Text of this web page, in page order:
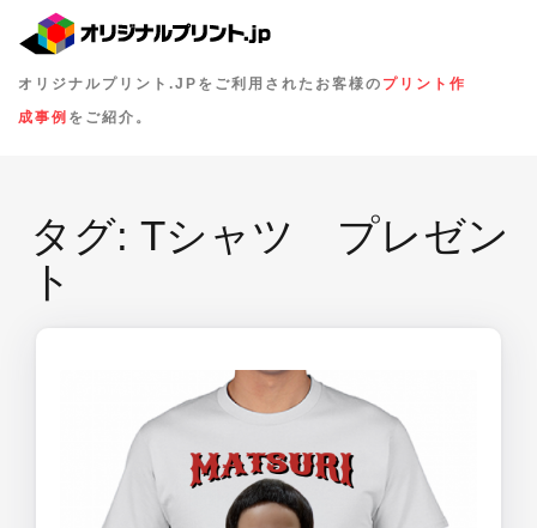
オリジナルプリント.JPをご利用されたお客様の プリント作
成事例 をご紹介。
タグ: Tシャツ プレゼン
ト